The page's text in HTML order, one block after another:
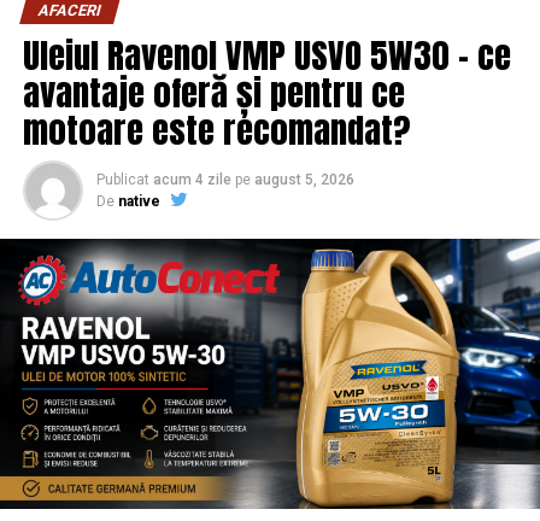
Organizatorii care doresc să crească vizibilitatea unui
eveniment cu acces gratuit pot solicita o ofertă de
promovare din partea echipei EvenimenteGratuite.ro.
Adresa de contact este salut@evenimentegratuite.ro
AFACERI
Uleiul Ravenol VMP USVO 5W30 – ce
avantaje oferă și pentru ce
motoare este recomandat?
Publicat acum 4 zile pe august 5, 2026
De native